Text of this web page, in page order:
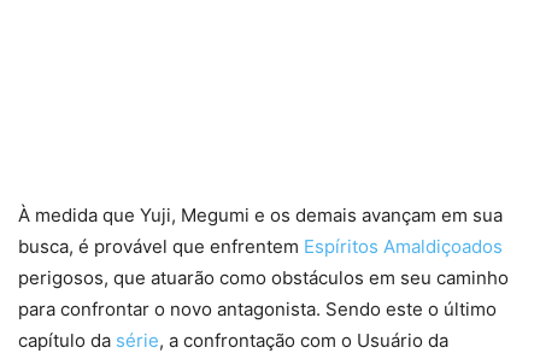
À medida que Yuji, Megumi e os demais avançam em sua
busca, é provável que enfrentem Espíritos Amaldiçoados
perigosos, que atuarão como obstáculos em seu caminho
para confrontar o novo antagonista. Sendo este o último
capítulo da série, a confrontação com o Usuário da